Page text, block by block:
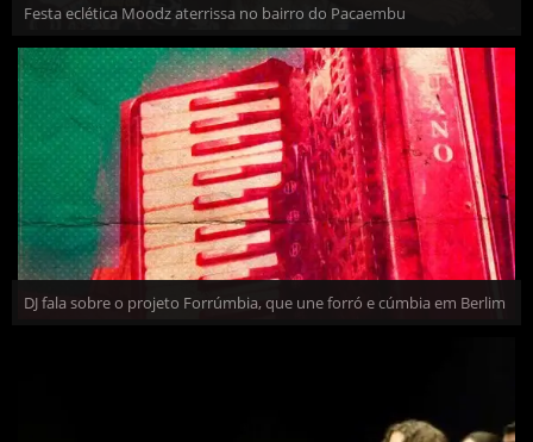
Festa eclética Moodz aterrissa no bairro do Pacaembu
DJ fala sobre o projeto Forrúmbia, que une forró e cúmbia em Berlim